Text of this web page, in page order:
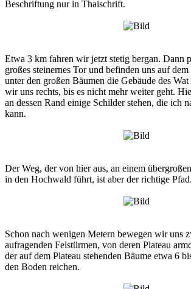
Beschriftung nur in Thaischrift.
Etwa 3 km fahren wir jetzt stetig bergan. Dann
großes steinernes Tor und befinden uns auf
unter den großen Bäumen die Gebäude des
wir uns rechts, bis es nicht mehr weiter geht.
an dessen Rand einige Schilder stehen, die ich
kann.
Der Weg, der von hier aus, an einem
in den Hochwald führt, ist aber der richtige Pfad.
Schon nach wenigen Metern bewegen wir uns
aufragenden Felstürmen, von deren Plateau
der auf dem Plateau stehenden Bäume etwa 6
den Boden reichen.